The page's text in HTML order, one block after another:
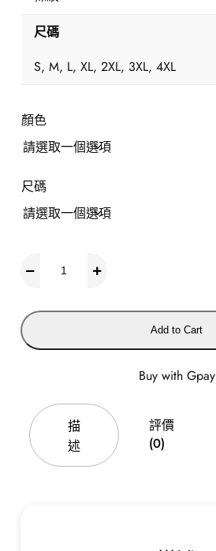
尺碼
S, M, L, XL, 2XL, 3XL, 4XL
顏色
尺碼
S
S
大
碼
Add to Cart
Buy with Gpay
描
述
評價
(0)